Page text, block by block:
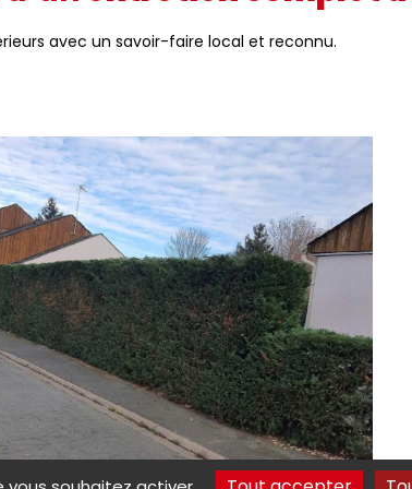
avec un savoir-faire local et reconnu.